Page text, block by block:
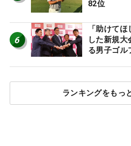
82位
6
「助けて
した新規
る男子ゴル
ランキングをもっ